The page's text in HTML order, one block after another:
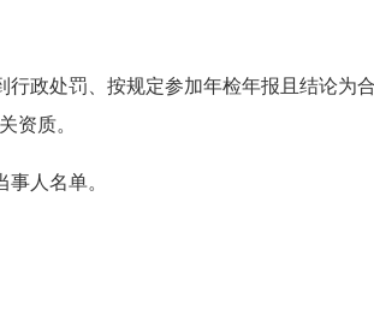
政处罚、按规定参加年检年报且结论为
资质。
人名单。